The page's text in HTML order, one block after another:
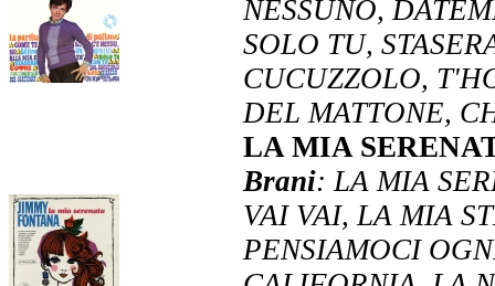
NESSUNO,
SOLO TU,
CUCUZZOLO,
DEL MATTONE,
LA MIA
Brani: LA MIA
VAI VAI, LA MIA
PENSIAMOCI